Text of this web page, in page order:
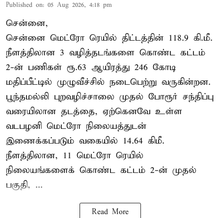
Published on: 05 Aug 2026, 4:18 pm
சென்னை,
சென்னை மெட்ரோ ரெயில் திட்டத்தின் 118.9 கி.மீ.
நீளத்திலான 3 வழித்தடங்களை கொண்ட கட்டம்
2-ன் பணிகள் ரூ.63 ஆயிரத்து 246 கோடி
மதிப்பீட்டில் முழுவீச்சில் நடைபெற்று வருகின்றன.
பூந்தமல்லி புறவழிச்சாலை முதல் போரூர் சந்திப்பு
வரையிலான தடத்தை, ஏற்கெனவே உள்ள
வடபழனி மெட்ரோ நிலையத்துடன்
இணைக்கப்படும் வகையில் 14.64 கிமீ.
நீளத்திலான, 11 மெட்ரோ ரெயில்
நிலையங்களைக் கொண்ட கட்டம் 2-ன் முதல்
பகுதி, ...
Read More